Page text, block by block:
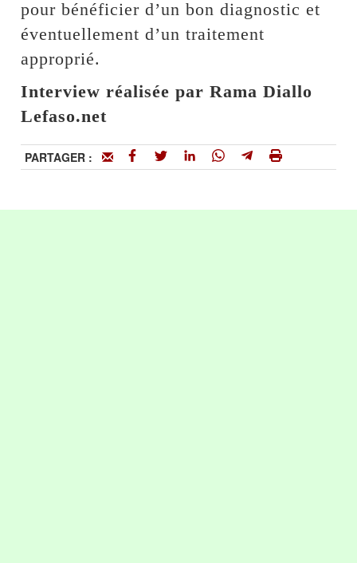
pour bénéficier d’un bon diagnostic et
éventuellement d’un traitement
approprié.
Interview réalisée par Rama Diallo
Lefaso.net
PARTAGER :